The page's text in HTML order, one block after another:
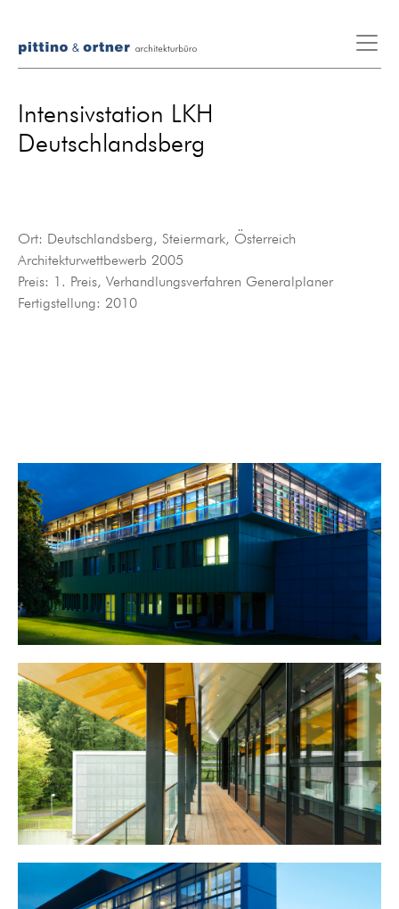
Intensivstation LKH
Deutschlandsberg
Ort: Deutschlandsberg, Steiermark, Österreich
Architekturwettbewerb 2005
Preis: 1. Preis, Verhandlungsverfahren Generalplaner
Fertigstellung: 2010